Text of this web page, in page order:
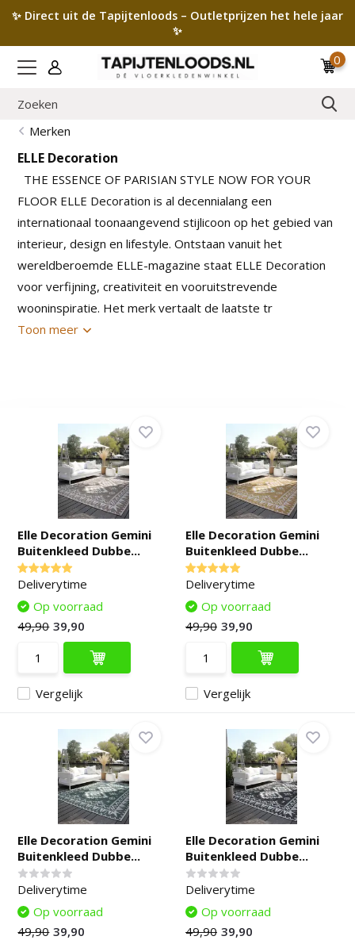
✨ Direct uit de Tapijtenloods – Outletprijzen het hele jaar
✨
0
Merken
ELLE Decoration
THE ESSENCE OF PARISIAN STYLE NOW FOR YOUR
FLOOR ELLE Decoration is al decennialang een
internationaal toonaangevend stijlicoon op het gebied van
interieur, design en lifestyle. Ontstaan vanuit het
wereldberoemde ELLE-magazine staat ELLE Decoration
voor verfijning, creativiteit en vooruitstrevende
wooninspiratie. Het merk vertaalt de laatste tr
Toon meer
Elle Decoration Gemini
Buitenkleed Dubbe...
Deliverytime
Vergelijk
Op voorraad
49,90 39,90
Elle Decoration Gemini
Buitenkleed Dubbe...
Deliverytime
Vergelijk
Op voorraad
49,90 39,90
Elle Decoration Gemini
Buitenkleed Dubbe...
Deliverytime
Op voorraad
49,90 39,90
Elle Decoration Gemini
Buitenkleed Dubbe...
Deliverytime
Op voorraad
49,90 39,90